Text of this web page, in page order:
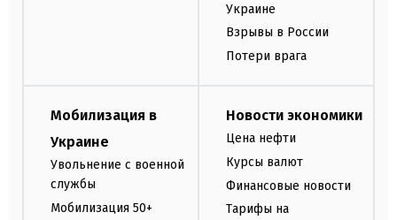
Украине
Взрывы в России
Потери врага
Мобилизация в
Украине
Увольнение с военной
службы
Мобилизация 50+
Новости экономики
Цена нефти
Курсы валют
Финансовые новости
Тарифы на